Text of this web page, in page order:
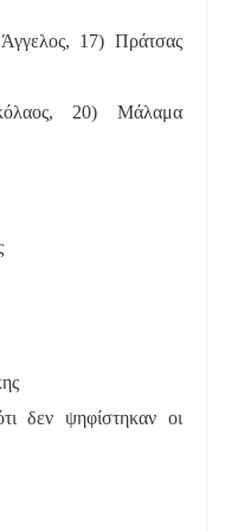
17) Πράτσας
20) Μάλαμα
δεν ψηφίστηκαν οι